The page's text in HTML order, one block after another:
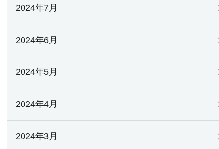
2024年7月
2024年6月
2024年5月
2024年4月
2024年3月